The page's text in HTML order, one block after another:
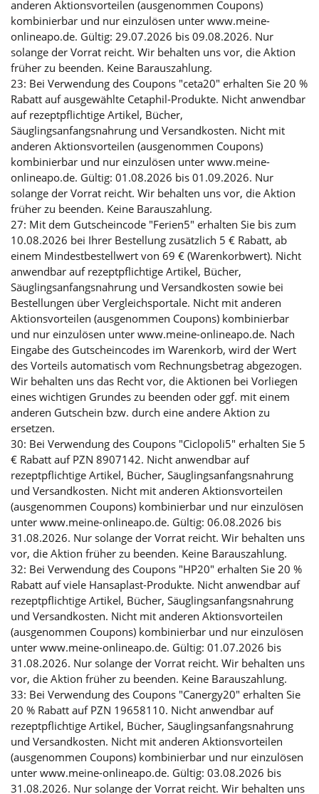
anderen Aktionsvorteilen (ausgenommen Coupons)
kombinierbar und nur einzulösen unter www.meine-
onlineapo.de. Gültig: 29.07.2026 bis 09.08.2026. Nur
solange der Vorrat reicht. Wir behalten uns vor, die Aktion
früher zu beenden. Keine Barauszahlung.
23: Bei Verwendung des Coupons "ceta20" erhalten Sie 20 %
Rabatt auf ausgewählte Cetaphil-Produkte. Nicht anwendbar
auf rezeptpflichtige Artikel, Bücher,
Säuglingsanfangsnahrung und Versandkosten. Nicht mit
anderen Aktionsvorteilen (ausgenommen Coupons)
kombinierbar und nur einzulösen unter www.meine-
onlineapo.de. Gültig: 01.08.2026 bis 01.09.2026. Nur
solange der Vorrat reicht. Wir behalten uns vor, die Aktion
früher zu beenden. Keine Barauszahlung.
27: Mit dem Gutscheincode "Ferien5" erhalten Sie bis zum
10.08.2026 bei Ihrer Bestellung zusätzlich 5 € Rabatt, ab
einem Mindestbestellwert von 69 € (Warenkorbwert). Nicht
anwendbar auf rezeptpflichtige Artikel, Bücher,
Säuglingsanfangsnahrung und Versandkosten sowie bei
Bestellungen über Vergleichsportale. Nicht mit anderen
Aktionsvorteilen (ausgenommen Coupons) kombinierbar
und nur einzulösen unter www.meine-onlineapo.de. Nach
Eingabe des Gutscheincodes im Warenkorb, wird der Wert
des Vorteils automatisch vom Rechnungsbetrag abgezogen.
Wir behalten uns das Recht vor, die Aktionen bei Vorliegen
eines wichtigen Grundes zu beenden oder ggf. mit einem
anderen Gutschein bzw. durch eine andere Aktion zu
ersetzen.
30: Bei Verwendung des Coupons "Ciclopoli5" erhalten Sie 5
€ Rabatt auf PZN 8907142. Nicht anwendbar auf
rezeptpflichtige Artikel, Bücher, Säuglingsanfangsnahrung
und Versandkosten. Nicht mit anderen Aktionsvorteilen
(ausgenommen Coupons) kombinierbar und nur einzulösen
unter www.meine-onlineapo.de. Gültig: 06.08.2026 bis
31.08.2026. Nur solange der Vorrat reicht. Wir behalten uns
vor, die Aktion früher zu beenden. Keine Barauszahlung.
32: Bei Verwendung des Coupons "HP20" erhalten Sie 20 %
Rabatt auf viele Hansaplast-Produkte. Nicht anwendbar auf
rezeptpflichtige Artikel, Bücher, Säuglingsanfangsnahrung
und Versandkosten. Nicht mit anderen Aktionsvorteilen
(ausgenommen Coupons) kombinierbar und nur einzulösen
unter www.meine-onlineapo.de. Gültig: 01.07.2026 bis
31.08.2026. Nur solange der Vorrat reicht. Wir behalten uns
vor, die Aktion früher zu beenden. Keine Barauszahlung.
33: Bei Verwendung des Coupons "Canergy20" erhalten Sie
20 % Rabatt auf PZN 19658110. Nicht anwendbar auf
rezeptpflichtige Artikel, Bücher, Säuglingsanfangsnahrung
und Versandkosten. Nicht mit anderen Aktionsvorteilen
(ausgenommen Coupons) kombinierbar und nur einzulösen
unter www.meine-onlineapo.de. Gültig: 03.08.2026 bis
31.08.2026. Nur solange der Vorrat reicht. Wir behalten uns